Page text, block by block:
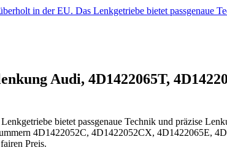
in der EU. Das Lenkgetriebe bietet passgenaue
Audi, 4D1422065T,
bietet passgenaue Technik und präzise
4D1422052C, 4D1422052CX, 4D1422065E,
Preis.